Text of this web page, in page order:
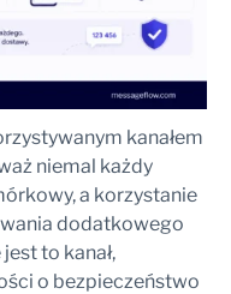
kanałem
niemal każdy
a korzystanie
dodatkowego
to kanał,
o bezpieczeństwo